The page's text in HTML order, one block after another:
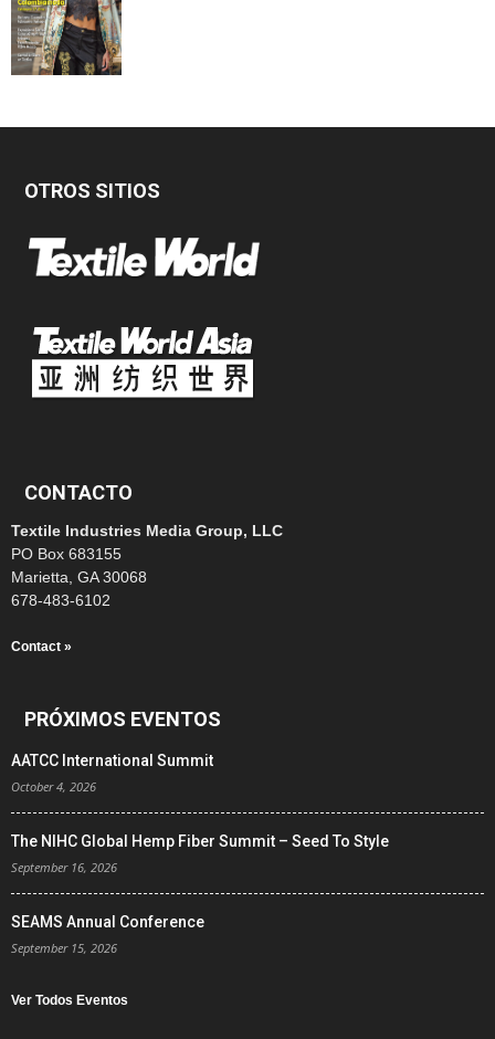
OTROS SITIOS
CONTACTO
Textile Industries Media Group, LLC
PO Box 683155
Marietta, GA 30068
678-483-6102
Contact »
PRÓXIMOS EVENTOS
AATCC International Summit
October 4, 2026
The NIHC Global Hemp Fiber Summit – Seed To Style
September 16, 2026
SEAMS Annual Conference
September 15, 2026
Ver Todos Eventos